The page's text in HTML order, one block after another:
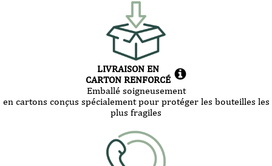
LIVRAISON EN
CARTON RENFORCÉ
Emballé soigneusement
en cartons conçus spécialement pour protéger les bouteilles les
plus fragiles